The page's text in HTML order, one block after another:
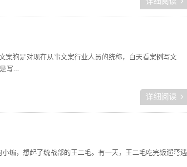
案狗是对现在从事文案行业人员的统称，白天看案例写文
写...
详细阅读
编，想起了统战部的王二毛。有一天，王二毛吃完饭遛弯遇